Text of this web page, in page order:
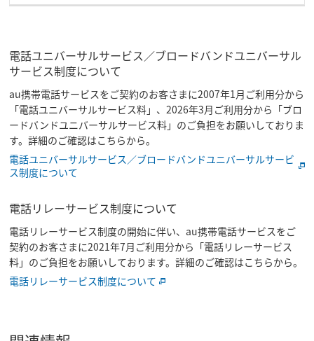
電話ユニバーサルサービス／ブロードバンドユニバーサル
サービス制度について
au携帯電話サービスをご契約のお客さまに2007年1月ご利用分から
「電話ユニバーサルサービス料」、2026年3月ご利用分から「ブロ
ードバンドユニバーサルサービス料」のご負担をお願いしておりま
す。詳細のご確認はこちらから。
電話ユニバーサルサービス／ブロードバンドユニバーサルサービ
ス制度について
電話リレーサービス制度について
電話リレーサービス制度の開始に伴い、au携帯電話サービスをご
契約のお客さまに2021年7月ご利用分から「電話リレーサービス
料」のご負担をお願いしております。詳細のご確認はこちらから。
電話リレーサービス制度について